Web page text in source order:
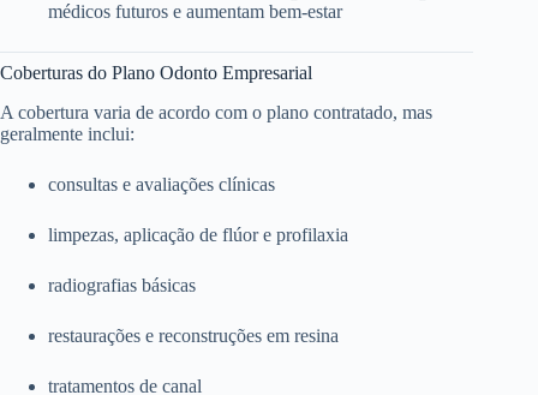
médicos futuros e aumentam bem-estar
Coberturas do Plano Odonto Empresarial
A cobertura varia de acordo com o plano contratado, mas
geralmente inclui:
consultas e avaliações clínicas
limpezas, aplicação de flúor e profilaxia
radiografias básicas
restaurações e reconstruções em resina
tratamentos de canal